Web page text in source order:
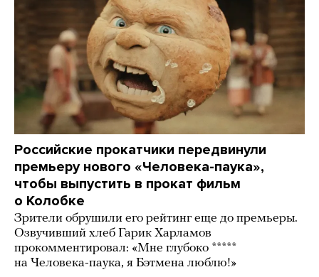
Российские прокатчики передвинули
премьеру нового «Человека-паука»,
чтобы выпустить в прокат фильм
о Колобке
Зрители обрушили его рейтинг еще до премьеры.
Озвучивший хлеб Гарик Харламов
прокомментировал: «Мне глубоко *****
на Человека-паука, я Бэтмена люблю!»